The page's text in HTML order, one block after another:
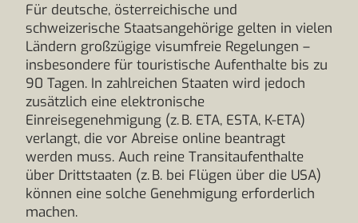
Für deutsche, österreichische und
schweizerische Staatsangehörige gelten in vielen
Ländern großzügige visumfreie Regelungen –
insbesondere für touristische Aufenthalte bis zu
90 Tagen. In zahlreichen Staaten wird jedoch
zusätzlich eine elektronische
Einreisegenehmigung (z. B. ETA, ESTA, K-ETA)
verlangt, die vor Abreise online beantragt
werden muss. Auch reine Transitaufenthalte
über Drittstaaten (z. B. bei Flügen über die USA)
können eine solche Genehmigung erforderlich
machen.